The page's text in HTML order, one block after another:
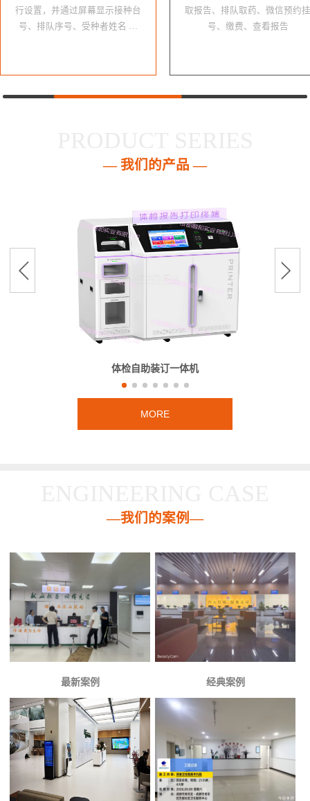
行设置，并通过屏幕显示接种台
号、排队序号、受种者姓名 …
取报告、排队取药、微信预约挂
号、缴费、查看报告
— 我们的产品 —
体检自助装订一体机
MORE
—我们的案例—
最新案例 经典案例